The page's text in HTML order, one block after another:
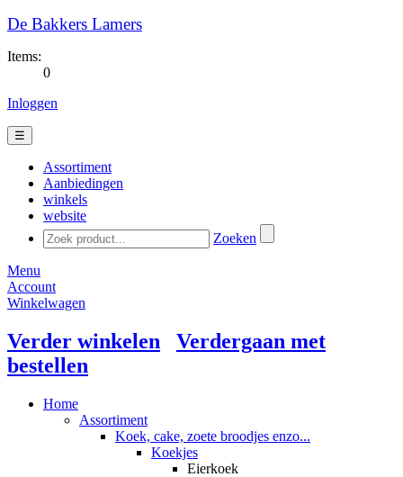
De Bakkers Lamers
Items:
0
Inloggen
☰
Assortiment
Aanbiedingen
winkels
website
Zoeken
Menu
Account
Winkelwagen
Verder winkelen
Verdergaan met
bestellen
Home
Assortiment
Koek, cake, zoete broodjes enzo...
Koekjes
Eierkoek